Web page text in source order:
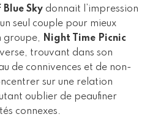
Sky donnait l’impression
seul couple pour mieux
groupe,
Night Time Picnic
trouvant dans son
de connivences et de non-
sur une relation
oublier de peaufiner
connexes.